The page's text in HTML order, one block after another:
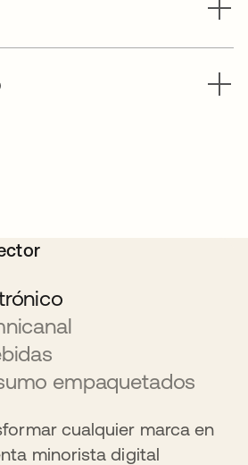
empaquetados
cualquier marca en
minorista digital